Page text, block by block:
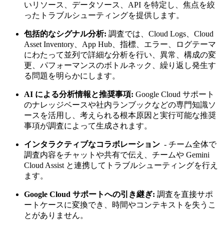
いリソース、データソース、API を特定し、焦点を絞
ったトラブルシューティングを提供します。
包括的なシグナル分析: 調査では、Cloud Logs、Cloud
Asset Inventory、App Hub、指標、エラー、ログテーマ
にわたって並列で詳細な分析を行い、異常、構成の変
更、パフォーマンスのボトルネック、繰り返し発生す
る問題を明らかにします。
AI による分析情報と推奨事項: Google Cloud サポート
のナレッジベースや社内ランブックなどの専門知識ソ
ースを活用し、考えられる根本原因と実行可能な推奨
事項が調査によって生成されます。
インタラクティブなコラボレーション - チーム全体で
調査内容をチャットや共有で伝え、チームや Gemini
Cloud Assist と連携してトラブルシューティングを行え
ます。
Google Cloud サポートへの引き継ぎ: 調査を直接サポ
ートケースに変換でき、時間やコンテキストを失うこ
とがありません。